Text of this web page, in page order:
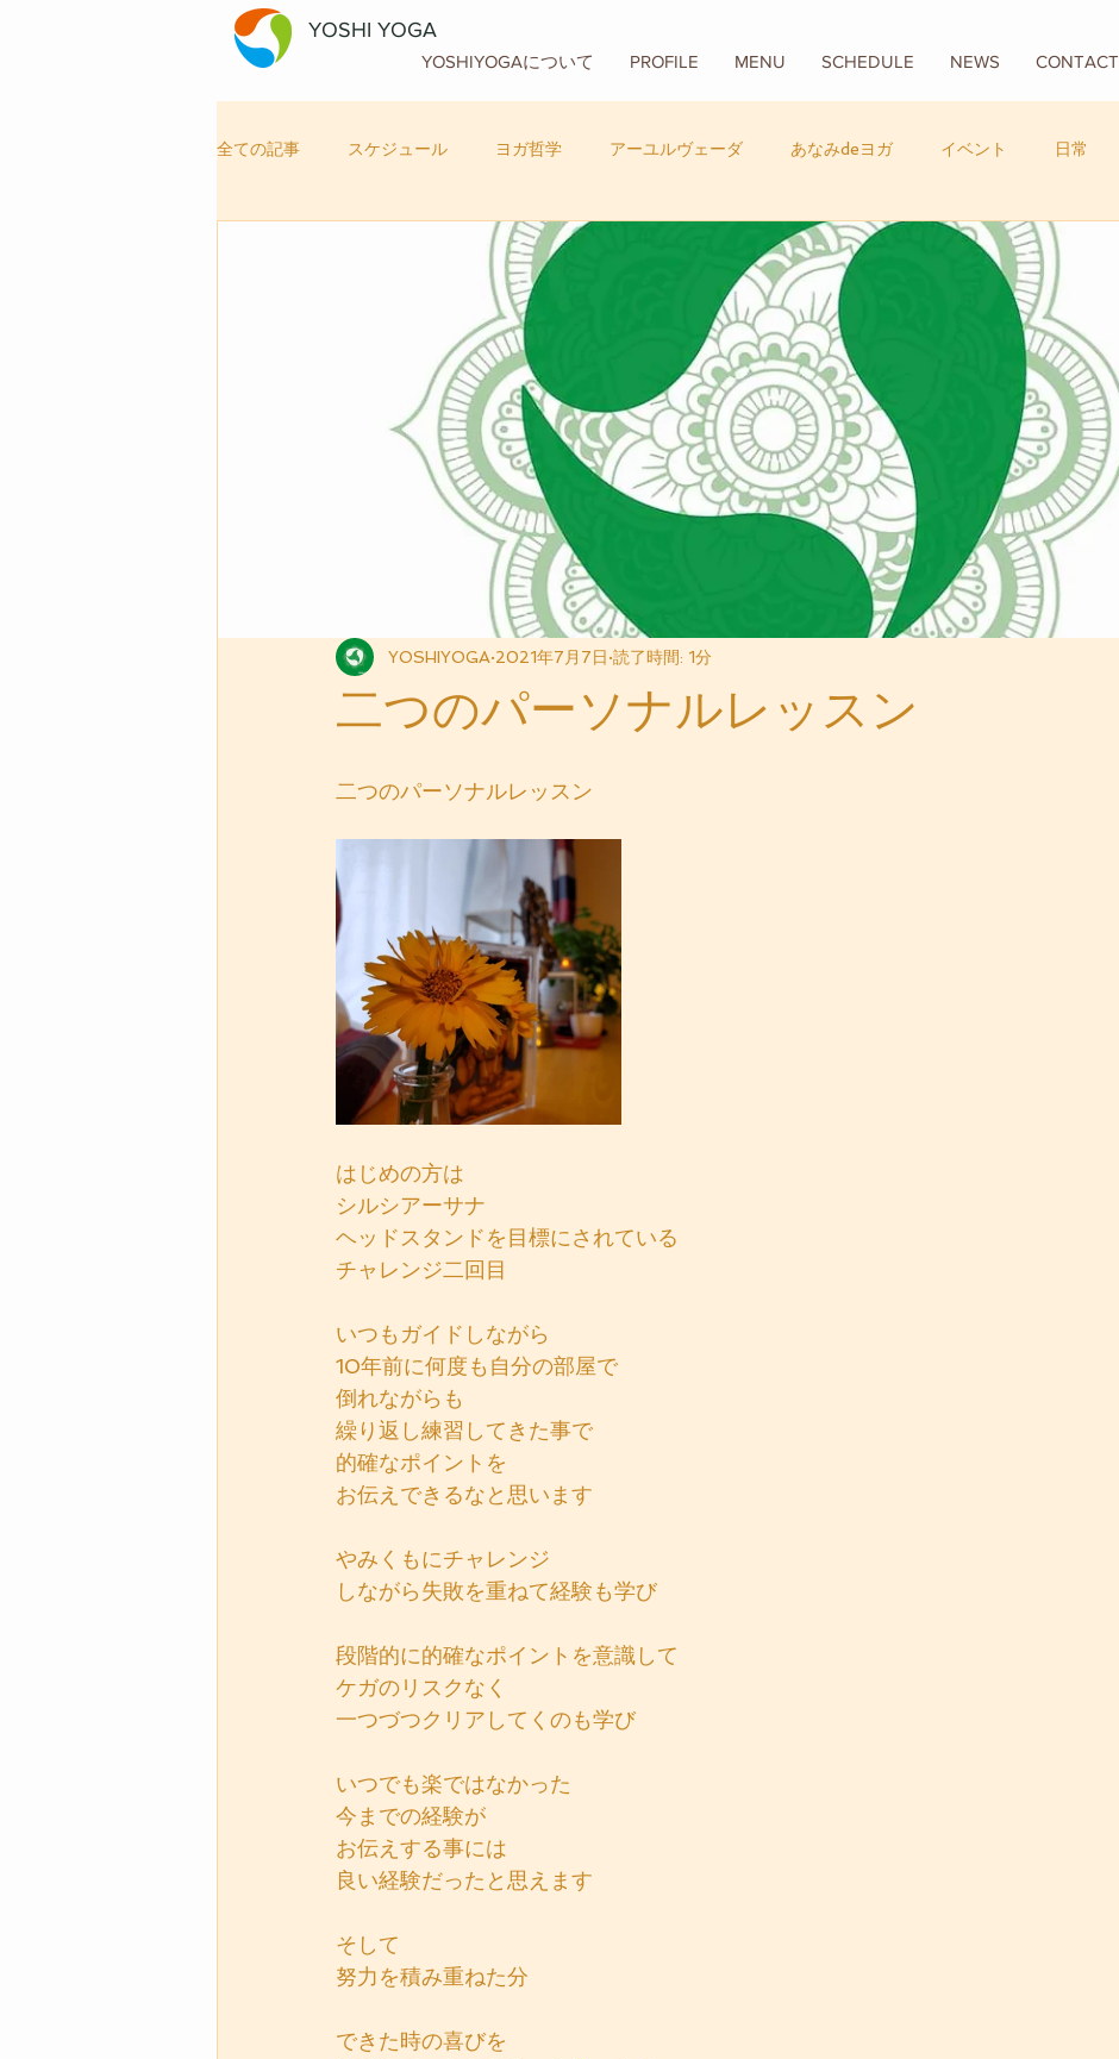
YOSHI YOGA
YOSHIYOGAについて PROFILE MENU SCHEDULE NEWS CONTACT
全ての記事 スケジュール ヨガ哲学 アーユルヴェーダ あなみdeヨガ イベント 日常
ヨガ フード 数秘学
二つのパーソナルレッスン
YOSHIYOGA 2021年7月7日 読了時間: 1分
二つのパーソナルレッスン
はじめの方は
シルシアーサナ
ヘッドスタンドを目標にされている
チャレンジ二回目
いつもガイドしながら
10年前に何度も自分の部屋で
倒れながらも
繰り返し練習してきた事で
的確なポイントを
お伝えできるなと思います
やみくもにチャレンジ
しながら失敗を重ねて経験も学び
段階的に的確なポイントを意識して
ケガのリスクなく
一つづつクリアしてくのも学び
いつでも楽ではなかった
今までの経験が
お伝えする事には
良い経験だったと思えます
そして
努力を積み重ねた分
できた時の喜びを